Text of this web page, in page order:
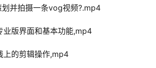
并拍摄一条vog视频?.mp4
版界面和基本功能,mp4
上的剪辑操作,mp4